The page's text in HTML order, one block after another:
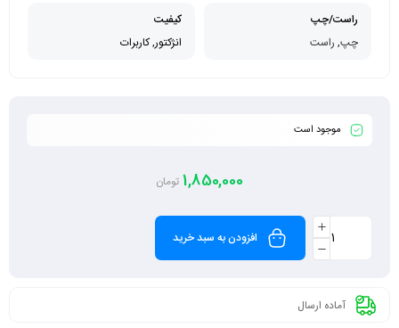
راست/چپ
چپ, راست
کیفیت
انژکتور, کاربرات
موجود است
1,850,000 تومان
افزودن به سبد خرید
آماده ارسال